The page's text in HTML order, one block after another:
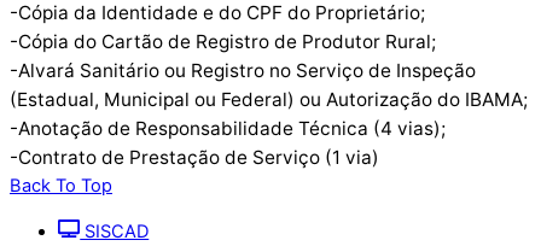
-Cópia da Identidade e do CPF do Proprietário;
-Cópia do Cartão de Registro de Produtor Rural;
-Alvará Sanitário ou Registro no Serviço de Inspeção
(Estadual, Municipal ou Federal) ou Autorização do IBAMA;
-Anotação de Responsabilidade Técnica (4 vias);
-Contrato de Prestação de Serviço (1 via)
Back To Top
SISCAD